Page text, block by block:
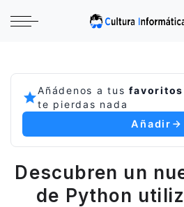
Añádenos a tusfavoritos
te pierdas nada
Añadir
Descubren un
de Python